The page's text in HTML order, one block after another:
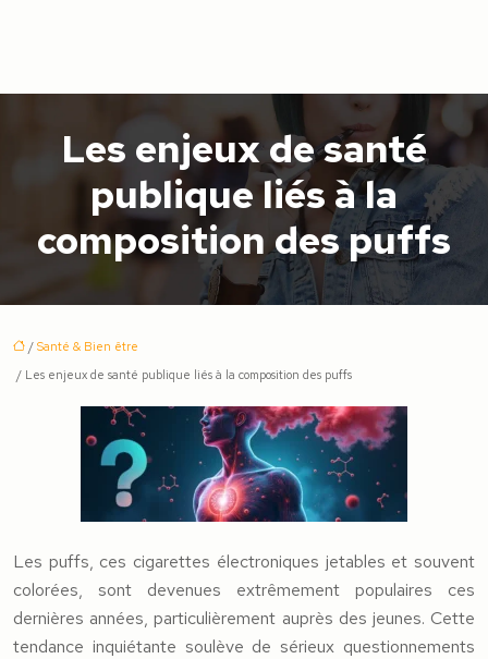
Les enjeux de santé
publique liés à la
composition des puffs
/ Santé & Bien être
/ Les enjeux de santé publique liés à la composition des puffs
Les puffs, ces cigarettes électroniques jetables et souvent
colorées, sont devenues extrêmement populaires ces
dernières années, particulièrement auprès des jeunes. Cette
tendance inquiétante soulève de sérieux questionnements